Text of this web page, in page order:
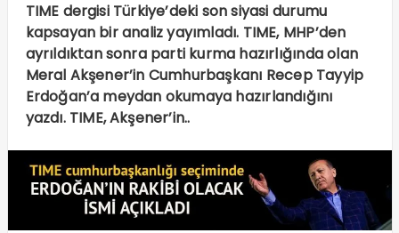
TIME dergisi Türkiye’deki son siyasi durumu
kapsayan bir analiz yayımladı. TIME, MHP’den
ayrıldıktan sonra parti kurma hazırlığında olan
Meral Akşener’in Cumhurbaşkanı Recep Tayyip
Erdoğan’a meydan okumaya hazırlandığını
yazdı. TIME, Akşener’in..